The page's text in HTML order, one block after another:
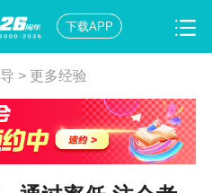
下载APP
> 更多经验